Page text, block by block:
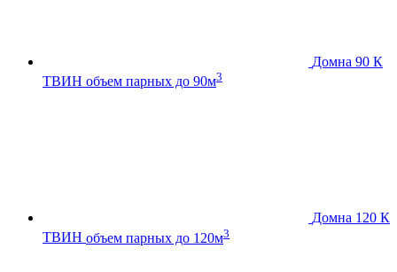
Домна 90 К
ТВИН объем парных до 90м3
Домна 120 К
ТВИН объем парных до 120м3